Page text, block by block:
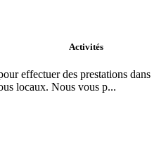
Activités
effectuer des prestations dans
locaux. Nous vous p...